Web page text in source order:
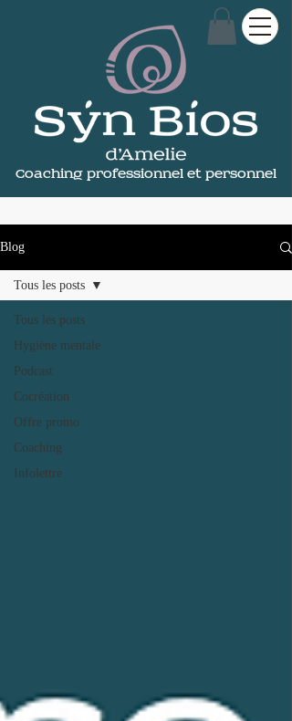
Coaching professionnel et personnel
Blog
Tous les posts
Hygiène mentale
Podcast
Cocréation
Offre promo
Coaching
Infolettre
Tous les posts